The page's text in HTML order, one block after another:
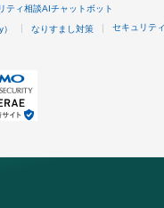
ティ相談AIチャットボット
なりすまし対策 セキュリテ